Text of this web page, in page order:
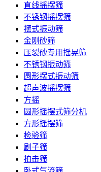
直线摇摆筛
不锈钢摇摆筛
摆式振动筛
金刚砂筛
压裂砂专用摇晃筛
不锈钢振动筛
圆形摆式振动筛
超声波摇摆筛
方摇
圆形摇摆式筛分机
方形摇摆筛
检验筛
刷子筛
拍击筛